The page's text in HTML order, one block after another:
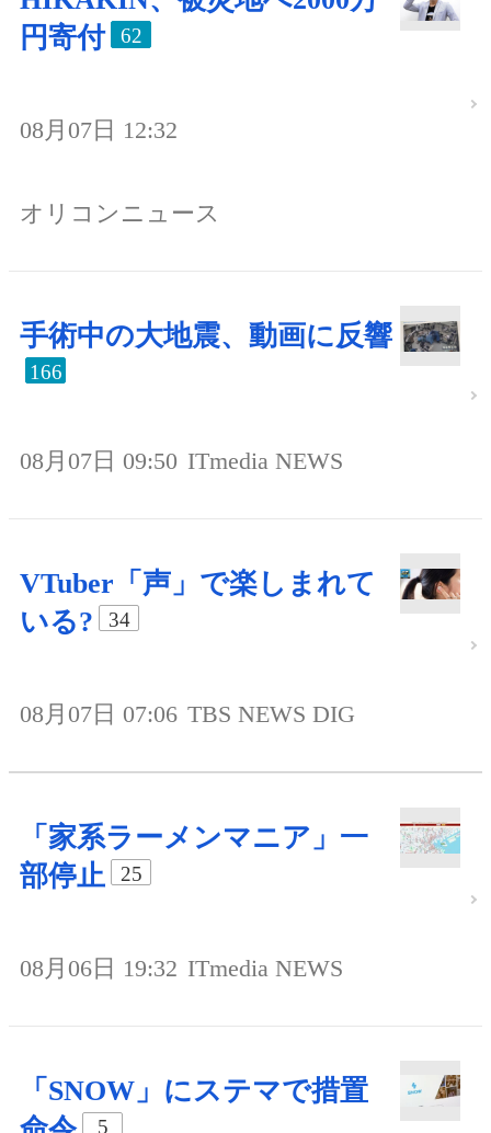
円寄付
62
08月07日 12:32
オリコンニュース
手術中の大地震、動画に反響
166
08月07日 09:50 ITmedia NEWS
VTuber「声」で楽しまれて
いる?
34
08月07日 07:06 TBS NEWS DIG
「家系ラーメンマニア」一
部停止
25
08月06日 19:32 ITmedia NEWS
「SNOW」にステマで措置
5